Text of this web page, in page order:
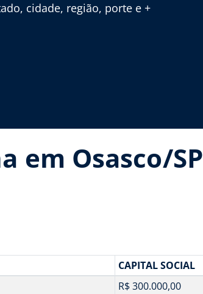
cidade, região, porte e +
em Osasco/SP
CAPITAL SOCIAL
R$ 300.000,00